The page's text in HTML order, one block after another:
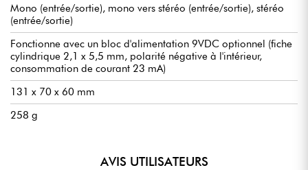
Mono (entrée/sortie), mono vers stéréo (entrée/sortie), stéréo
(entrée/sortie)
Fonctionne avec un bloc d'alimentation 9VDC optionnel (fiche
cylindrique 2,1 x 5,5 mm, polarité négative à l'intérieur,
consommation de courant 23 mA)
131 x 70 x 60 mm
258 g
AVIS UTILISATEURS